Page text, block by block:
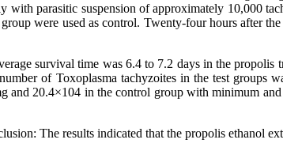
with parasitic suspension of approximately 10,000
were used as control. Twenty-four hours after
survival time was 6.4 to 7.2 days in the
of Toxoplasma tachyzoites in the test groups
and 20.4×104 in the control group with minimum
The results indicated that the propolis ethanol